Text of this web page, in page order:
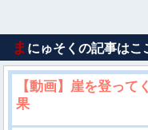
ま にゅそくの記事はこ
【動画】崖を登っ
果